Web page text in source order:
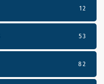
12
53
82